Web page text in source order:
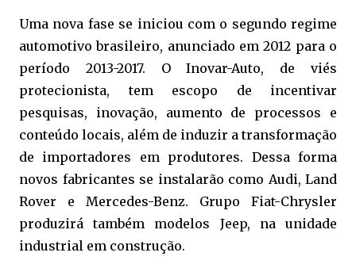
Uma nova fase se iniciou com o segundo regime
automotivo brasileiro, anunciado em 2012 para o
período 2013-2017. O Inovar-Auto, de viés
protecionista, tem escopo de incentivar
pesquisas, inovação, aumento de processos e
conteúdo locais, além de induzir a transformação
de importadores em produtores. Dessa forma
novos fabricantes se instalarão como Audi, Land
Rover e Mercedes-Benz. Grupo Fiat-Chrysler
produzirá também modelos Jeep, na unidade
industrial em construção.